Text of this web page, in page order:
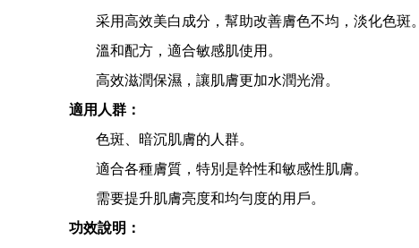
采用高效美白成分，幫助改善膚色不均，淡化色斑。
溫和配方，適合敏感肌使用。
高效滋潤保濕，讓肌膚更加水潤光滑。
適用人群：
色斑、暗沉肌膚的人群。
適合各種膚質，特別是幹性和敏感性肌膚。
需要提升肌膚亮度和均勻度的用戶。
功效說明：